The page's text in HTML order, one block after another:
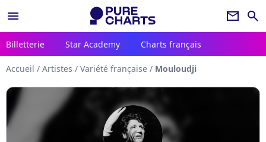
menu newsletter search
Billetterie Star Academy Charts français
Accueil / Artistes / Variété française / Mouloudji